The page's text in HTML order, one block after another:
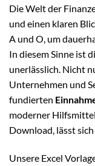
Die Welt der
und einen klaren
A und O, um
In diesem Sinne ist
unerlässlich. Nicht
Unternehmen und
fundierten
moderner
Download, lässt
Unsere Excel